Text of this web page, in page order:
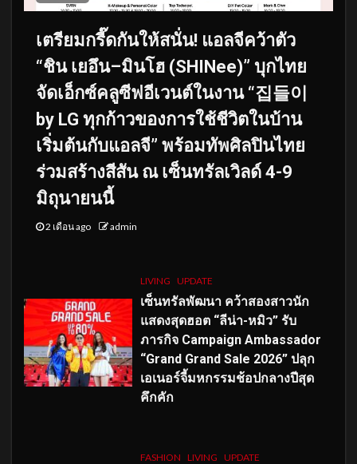
เตรียมกรี๊ดกันให้สนั่น! แอลจีคว้าตัว
“ชิน เยอึน–มินโฮ (SHINee)” บุกไทย
จัดเอ็กซ์คลูซีฟอีเวนต์ในงาน “집들이
by LG ทุกก้าวของการใช้ชีวิตในบ้าน
เริ่มต้นกับแอลจี” พร้อมทัพศิลปินไทย
ร่วมสร้างสีสัน ณ เซ็นทรัลเวิลด์ 4-9
มิถุนายนนี้
2 เดือน ago admin
LIVING UPDATE
เซ็นทรัลพัฒนา คว้าสองสาวนัก
แสดงสุดฮอต “ลีน่า-หมิว” รับ
ภารกิจ Campaign Ambassador
“Grand Grand Sale 2026” ปลุก
เอเนอร์จี้มหกรรมช้อปกลางปีสุด
คึกคัก
FASHION LIVING UPDATE